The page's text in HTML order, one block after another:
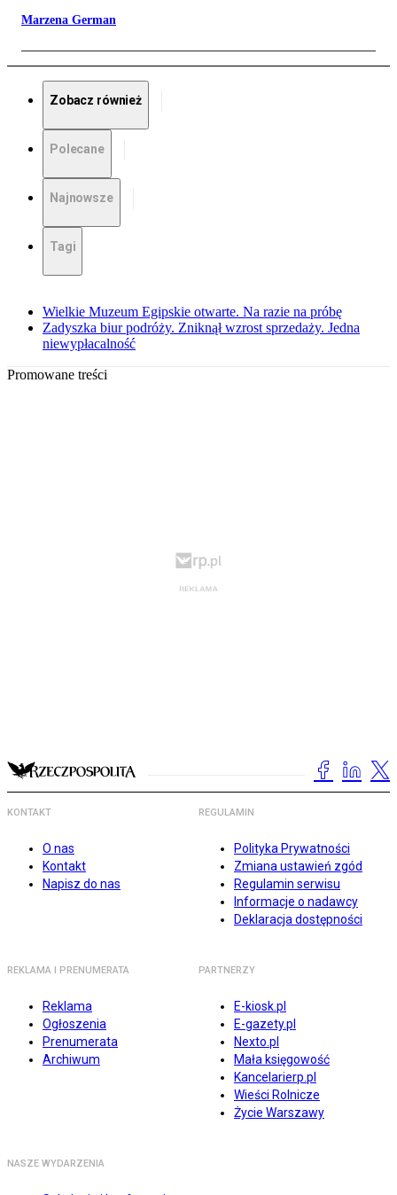
Marzena German
Zobacz również
Polecane
Najnowsze
Tagi
Wielkie Muzeum Egipskie otwarte. Na razie na próbę
Zadyszka biur podróży. Zniknął wzrost sprzedaży. Jedna
niewypłacalność
Promowane treści
KONTAKT
O nas
Kontakt
Napisz do nas
REGULAMIN
Polityka Prywatności
Zmiana ustawień zgód
Regulamin serwisu
Informacje o nadawcy
Deklaracja dostępności
REKLAMA I PRENUMERATA
Reklama
Ogłoszenia
Prenumerata
Archiwum
PARTNERZY
E-kiosk.pl
E-gazety.pl
Nexto.pl
Mała księgowość
Kancelarierp.pl
Wieści Rolnicze
Życie Warszawy
NASZE WYDARZENIA